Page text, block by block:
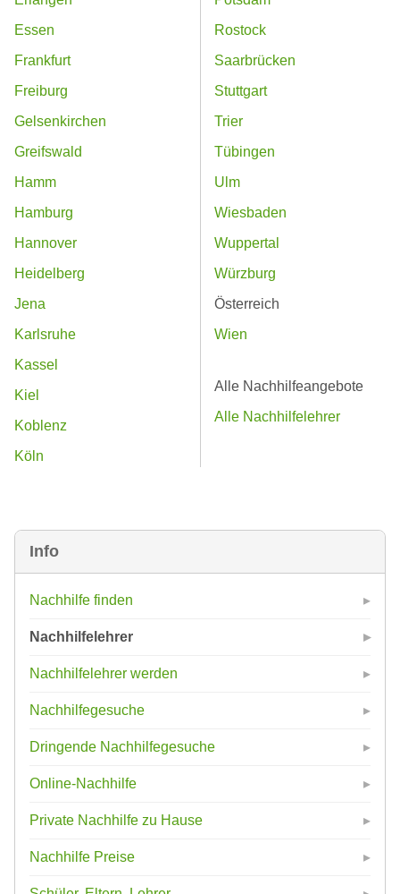
Info
Nachhilfe finden
Nachhilfelehrer
Nachhilfelehrer werden
Nachhilfegesuche
Dringende Nachhilfegesuche
Online-Nachhilfe
Private Nachhilfe zu Hause
Nachhilfe Preise
Essen
Frankfurt
Freiburg
Gelsenkirchen
Greifswald
Hamm
Hamburg
Hannover
Heidelberg
Jena
Karlsruhe
Kassel
Kiel
Koblenz
Köln
Rostock
Saarbrücken
Stuttgart
Trier
Tübingen
Ulm
Wiesbaden
Wuppertal
Würzburg
Österreich
Wien
Alle Nachhilfeangebote
Alle Nachhilfelehrer